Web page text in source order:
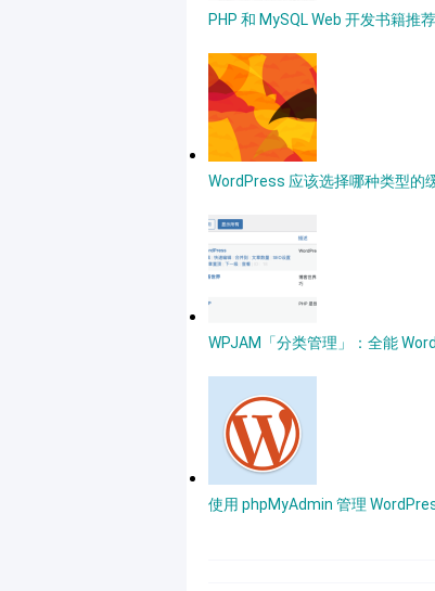
PHP 和 MySQL Web 开发书籍推荐
WordPress 应该选择哪种类型的
WPJAM「分类管理」：全能
使用 phpMyAdmin 管理